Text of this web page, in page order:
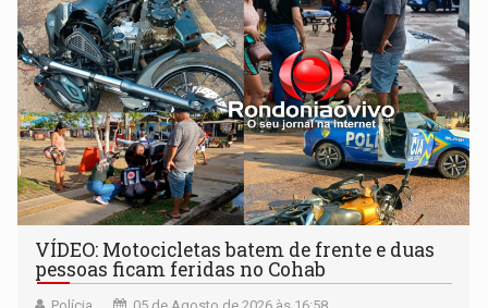
VÍDEO: Motocicletas batem de frente e duas
pessoas ficam feridas no Cohab